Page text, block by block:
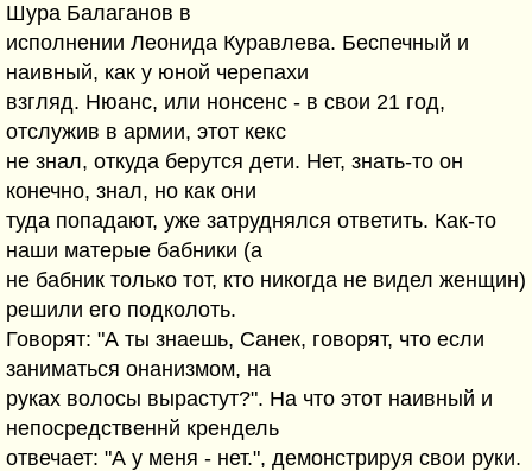
Шура Балаганов в
исполнении Леонида Куравлева. Беспечный и
наивный, как у юной черепахи
взгляд. Нюанс, или нонсенс - в свои 21 год,
отслужив в армии, этот кекс
не знал, откуда берутся дети. Нет, знать-то он
конечно, знал, но как они
туда попадают, уже затруднялся ответить. Как-то
наши матерые бабники (а
не бабник только тот, кто никогда не видел женщин)
решили его подколоть.
Говорят: "А ты знаешь, Санек, говорят, что если
заниматься онанизмом, на
руках волосы вырастут?". На что этот наивный и
непосредственнй крендель
отвечает: "А у меня - нет.", демонстрируя свои руки.